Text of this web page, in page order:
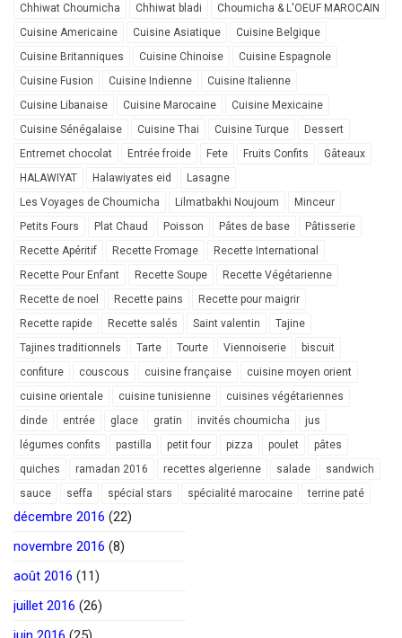
Chhiwat Choumicha
Chhiwat bladi
Choumicha & L'OEUF MAROCAIN
Cuisine Americaine
Cuisine Asiatique
Cuisine Belgique
Cuisine Britanniques
Cuisine Chinoise
Cuisine Espagnole
Cuisine Fusion
Cuisine Indienne
Cuisine Italienne
Cuisine Libanaise
Cuisine Marocaine
Cuisine Mexicaine
Cuisine Sénégalaise
Cuisine Thai Cuisine Turque
Dessert
Entremet chocolat
Entrée froide Fete Fruits Confits
Gâteaux
HALAWIYAT
Halawiyates eid
Lasagne
Les Voyages de Choumicha
Lilmatbakhi Noujoum
Minceur
Petits Fours
Plat Chaud Poisson Pâtes de base
Pâtisserie
Recette Apéritif
Recette Fromage
Recette International
Recette Pour Enfant
Recette Soupe
Recette Végétarienne
Recette de noel
Recette pains
Recette pour maigrir
Recette rapide
Recette salés Saint valentin
Tajine
Tajines traditionnels
Tarte Tourte Viennoiserie
biscuit
confiture
couscous cuisine française
cuisine moyen orient
cuisine orientale
cuisine tunisienne
cuisines végétariennes
dinde
entrée glace gratin invités choumicha
jus
légumes confits
pastilla petit four pizza poulet
pâtes
quiches
ramadan 2016 recettes algerienne salade
sandwich
sauce
seffa spécial stars spécialité marocaine terrine paté
décembre 2016 (22)
novembre 2016 (8)
août 2016 (11)
juillet 2016 (26)